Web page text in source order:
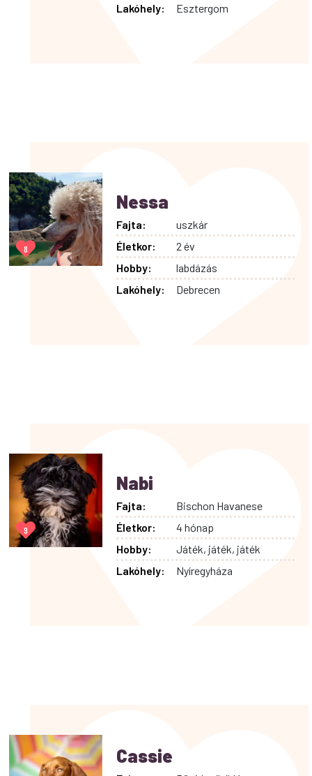
Lakóhely:
Esztergom
8
Nessa
Fajta:
uszkár
Életkor:
2 év
Hobby:
labdázás
Lakóhely:
Debrecen
9
Nabi
Fajta:
Bischon Havanese
Életkor:
4 hónap
Hobby:
Játék, játék, játék
Lakóhely:
Nyíregyháza
Cassie